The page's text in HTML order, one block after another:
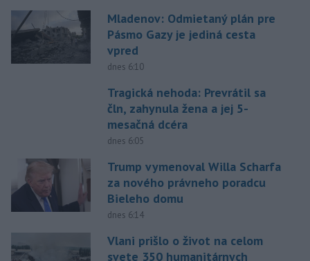
Mladenov: Odmietaný plán pre
Pásmo Gazy je jediná cesta
vpred
dnes 6:10
Tragická nehoda: Prevrátil sa
čln, zahynula žena a jej 5-
mesačná dcéra
dnes 6:05
Trump vymenoval Willa Scharfa
za nového právneho poradcu
Bieleho domu
dnes 6:14
Vlani prišlo o život na celom
svete 350 humanitárnych